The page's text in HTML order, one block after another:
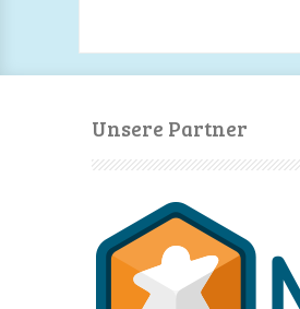
Unsere Partner